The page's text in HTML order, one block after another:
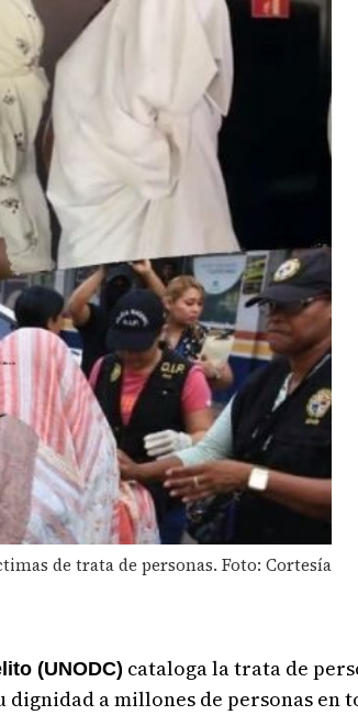
de trata de personas. Foto: Cortesía
(UNODC) cataloga la trata de
dignidad a millones de personas en